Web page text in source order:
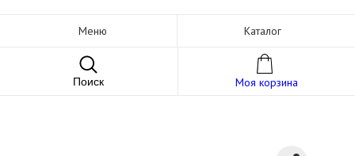
Меню Каталог
Поиск Моя корзина